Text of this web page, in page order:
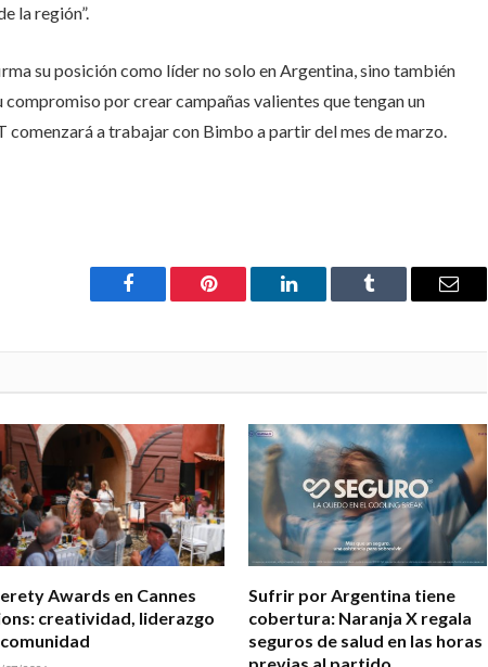
la región”.
su posición como líder no solo en Argentina, sino también
por crear campañas valientes que tengan un
comenzará a trabajar con Bimbo a partir del mes de marzo.
Facebook Pinterest LinkedIn Tumblr Email
Awards en Cannes
creatividad, liderazgo
Sufrir por Argentina tiene
cobertura: Naranja X regala
seguros de salud en las horas